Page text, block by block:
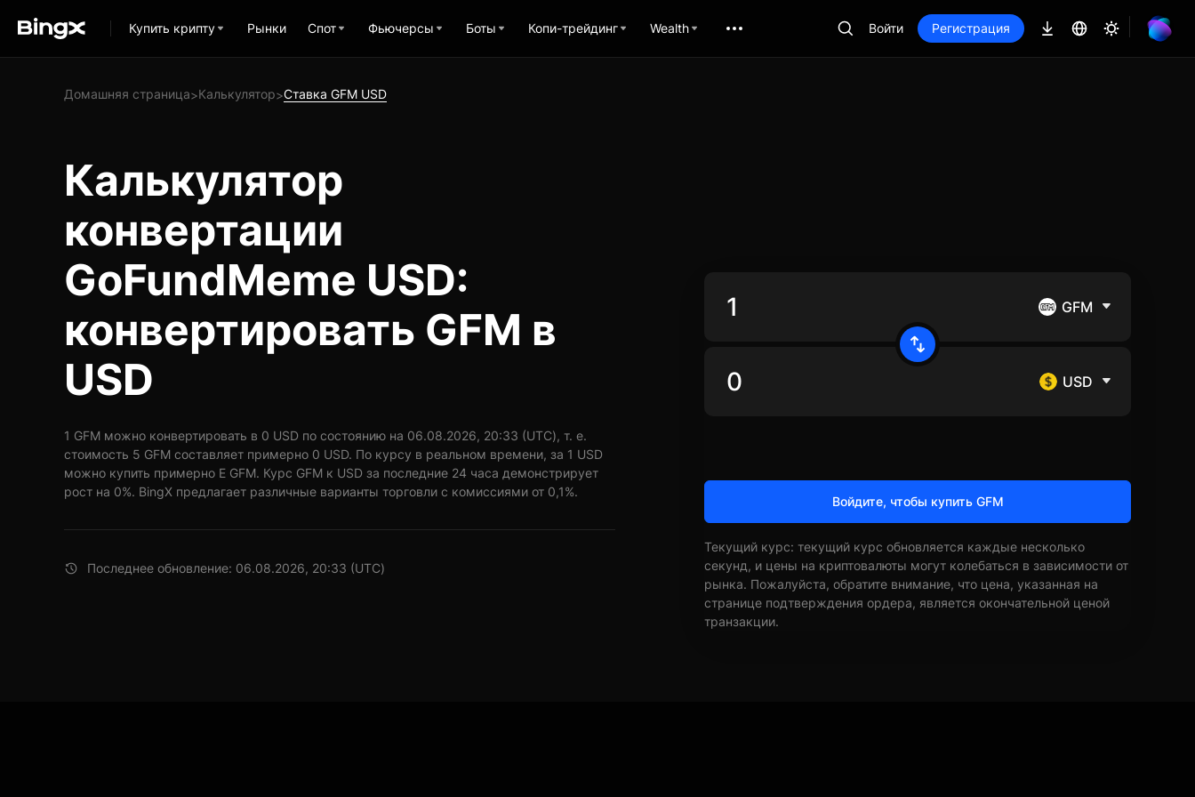
Купить крипту Рынки Спот Фьючерсы Боты Копи-трейдинг Wealth Войти Регистрация
Домашняя страница>Калькулятор>Ставка GFM USD
Калькулятор
конвертации
GoFundMeme USD:
конвертировать GFM в
USD
1 GFM можно конвертировать в 0 USD по состоянию на 06.08.2026, 20:33 (UTC), т. е.
стоимость 5 GFM составляет примерно 0 USD. По курсу в реальном времени, за 1 USD
можно купить примерно E GFM. Курс GFM к USD за последние 24 часа демонстрирует
рост на 0%. BingX предлагает различные варианты торговли с комиссиями от 0,1%.
Последнее обновление: 06.08.2026, 20:33 (UTC)
GFM
USD
Войдите, чтобы купить GFM
Текущий курс: текущий курс обновляется каждые несколько
секунд, и цены на криптовалюты могут колебаться в зависимости от
рынка. Пожалуйста, обратите внимание, что цена, указанная на
странице подтверждения ордера, является окончательной ценой
транзакции.